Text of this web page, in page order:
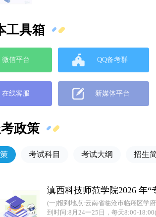
工具箱
微信平台 QQ备考群
在线客服 新媒体平台
政策
考试科目 考试大纲 招生
滇西科技师范学院2026 年“
(一)报到地点:云南省临沧市临翔区学
到时间:8月24一25日，每天8:00-